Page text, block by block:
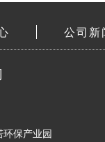
公司新
保产业园